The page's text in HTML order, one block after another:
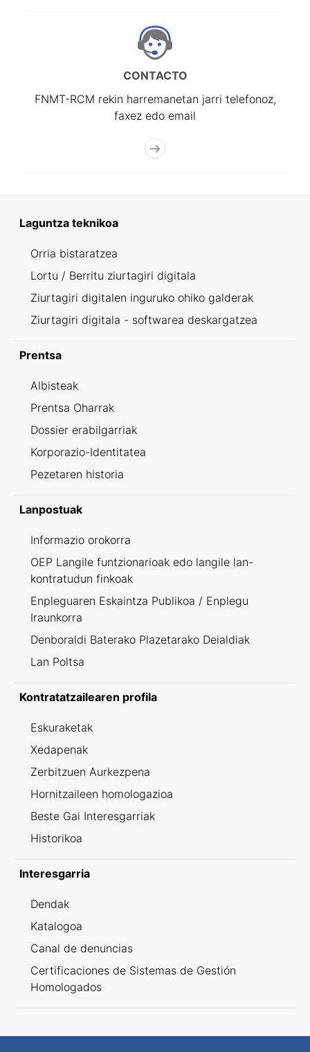
CONTACTO
FNMT-RCM rekin harremanetan jarri telefonoz,
faxez edo email
Laguntza teknikoa
Orria bistaratzea
Lortu / Berritu ziurtagiri digitala
Ziurtagiri digitalen inguruko ohiko galderak
Ziurtagiri digitala - softwarea deskargatzea
Prentsa
Albisteak
Prentsa Oharrak
Dossier erabilgarriak
Korporazio-Identitatea
Pezetaren historia
Lanpostuak
Informazio orokorra
OEP Langile funtzionarioak edo langile lan-
kontratudun finkoak
Enpleguaren Eskaintza Publikoa / Enplegu
Iraunkorra
Denboraldi Baterako Plazetarako Deialdiak
Lan Poltsa
Kontratatzailearen profila
Eskuraketak
Xedapenak
Zerbitzuen Aurkezpena
Hornitzaileen homologazioa
Beste Gai Interesgarriak
Historikoa
Interesgarria
Dendak
Katalogoa
Canal de denuncias
Certificaciones de Sistemas de Gestión
Homologados